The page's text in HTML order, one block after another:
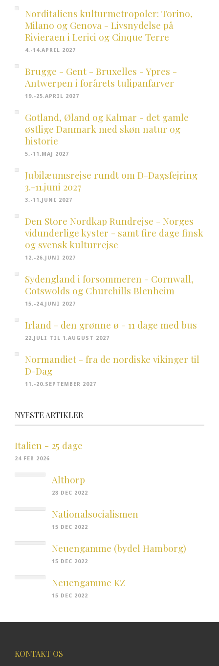
Norditaliens kulturmetropoler: Torino,
Milano og Genova - Livsnydelse på
Rivieraen i Lerici og Cinque Terre
4.-14.APRIL 2027
Brugge - Gent - Bruxelles - Ypres -
Antwerpen i forårets tulipanfarver
19.-25.APRIL 2027
Gotland, Øland og Kalmar - det gamle
østlige Danmark med skøn natur og
historie
5.-11.MAJ 2027
Jubilæumsrejse rundt om D-Dagsfejring
3.-11.juni 2027
3.-11.JUNI 2027
Den Store Nordkap Rundrejse - Norges
vidunderlige kyster - samt fire dage finsk
og svensk kulturrejse
12.-26.JUNI 2027
Sydengland i forsommeren - Cornwall,
Cotswolds og Churchills Blenheim
15.-24.JUNI 2027
Irland - den grønne ø - 11 dage med bus
22.JULI TIL 1.AUGUST 2027
Normandiet - fra de nordiske vikinger til
D-Dag
11.-20.SEPTEMBER 2027
NYESTE ARTIKLER
Italien - 25 dage
24 FEB 2026
Althorp
28 DEC 2022
Nationalsocialismen
15 DEC 2022
Neuengamme (bydel Hamborg)
15 DEC 2022
Neuengamme KZ
15 DEC 2022
KONTAKT OS